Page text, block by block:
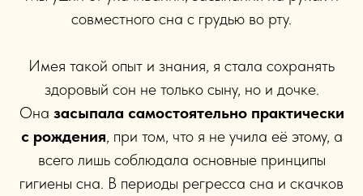
совместного сна с грудью во рту.
Имея такой опыт и знания, я стала сохранять
здоровый сон не только сыну, но и дочке.
Она засыпала самостоятельно практически
с рождения, при том, что я не учила её этому, а
всего лишь соблюдала основные принципы
гигиены сна. В периоды регресса сна и скачков